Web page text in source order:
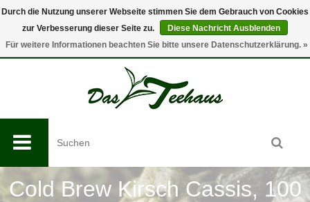
0
Cold Brew Kirsch Cassis, 100
Durch die Nutzung unserer Webseite stimmen Sie dem Gebrauch von Cookies
zur Verbesserung dieser Seite zu.
Diese Nachricht Ausblenden
Für weitere Informationen beachten Sie bitte unsere Datenschutzerklärung. »